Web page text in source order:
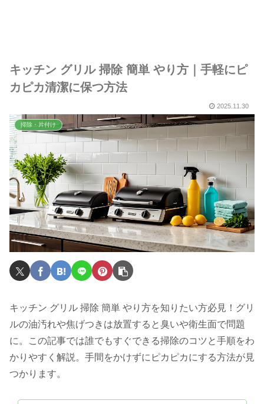
キッチン グリル 掃除 簡単 やり方｜手軽にピ
カピカ清潔に保つ方法
2025.11.30
掃除・片付け
キッチン グリル 掃除 簡単 やり方を知りたい方必見！グリ
ルの油汚れや焦げつきは放置すると臭いや衛生面で問題
に。この記事では誰でもすぐできる掃除のコツと手順をわ
かりやすく解説。手間をかけずにピカピカにする方法が見
つかります。